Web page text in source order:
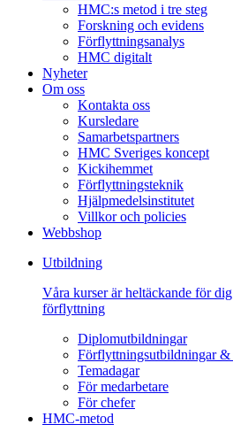
HMC:s metod i tre steg
Forskning och evidens
Förflyttningsanalys
HMC digitalt
Nyheter
Om oss
Kontakta oss
Kursledare
Samarbetspartners
HMC Sveriges koncept
Kickihemmet
Förflyttningsteknik
Hjälpmedelsinstitutet
Villkor och policies
Webbshop
Utbildning
Våra kurser är heltäckande för
förflyttning
Diplomutbildningar
Förflyttningsutbildningar
Temadagar
För medarbetare
För chefer
HMC-metod